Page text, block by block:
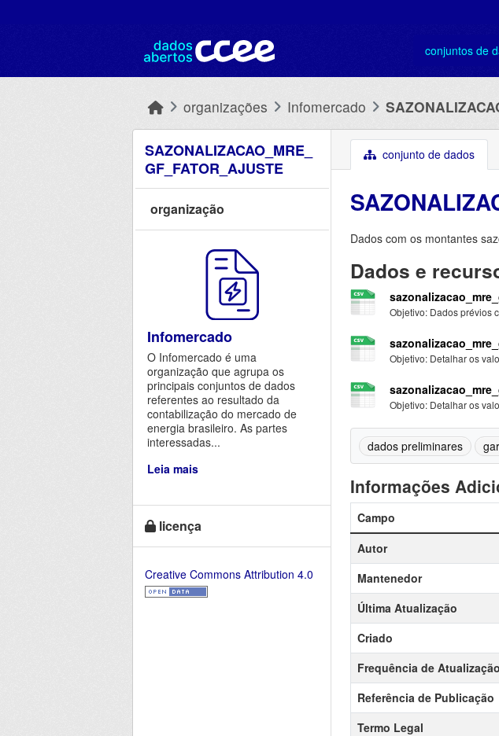
conjuntos de
organizações Infomercado
SAZONALIZACAO_MRE_
GF_FATOR_AJUSTE
organização
Infomercado
O Infomercado é uma
organização que agrupa os
principais conjuntos de dados
referentes ao resultado da
contabilização do mercado de
energia brasileiro. As partes
interessadas...
Leia mais
licença
Creative Commons Attribution 4.0
conjunto de dados
Dados com os montantes
Dados e
Objetivo: Dados prévios
Objetivo: Detalhar os
Objetivo: Detalhar os
dados preliminares
Informações
Campo
Autor
Mantenedor
Última Atualização
Criado
Frequência de Atualização
Referência de Publicação
Termo Legal